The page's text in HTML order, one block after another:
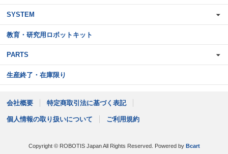
SYSTEM
教育・研究用ロボットキット
PARTS
生産終了・在庫限り
会社概要 特定商取引法に基づく表記
個人情報の取り扱いについて ご利用規約
Copyright © ROBOTIS Japan All Rights Reserved. Powered by Bcart